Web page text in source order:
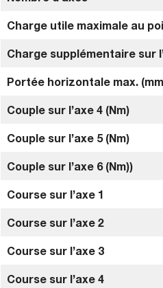
Charge utile maximale au
Charge supplémentaire sur
Portée horizontale max.
Couple sur l’axe 4 (Nm)
Couple sur l’axe 5 (Nm)
Couple sur l’axe 6 (Nm))
Course sur l’axe 1
Course sur l’axe 2
Course sur l’axe 3
Course sur l’axe 4